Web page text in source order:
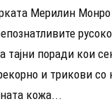
Мерилин
тајни поради кои
и трикови со
кожа...